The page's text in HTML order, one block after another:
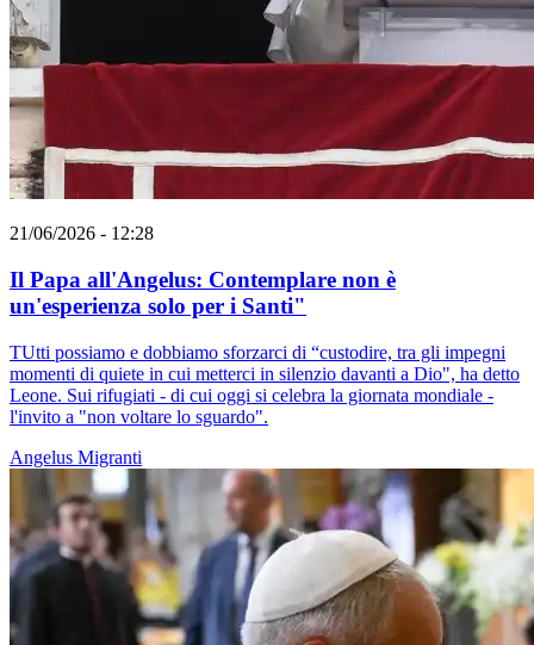
21/06/2026 - 12:28
Il Papa all'Angelus: Contemplare non è
un'esperienza solo per i Santi"
TUtti possiamo e dobbiamo sforzarci di “custodire, tra gli impegni
momenti di quiete in cui metterci in silenzio davanti a Dio", ha detto
Leone. Sui rifugiati - di cui oggi si celebra la giornata mondiale -
l'invito a "non voltare lo sguardo".
Angelus Migranti